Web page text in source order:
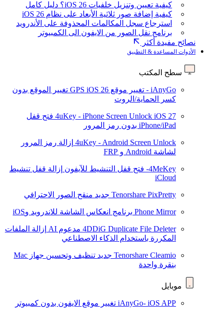
كيفية تعيين وتنزيل خلفيات iOS 26؟ دليل كامل
كيفية إضافة صور ثلاثية الأبعاد على نظام iOS 26
استرجاع سجل المكالمات المحذوفة على الأندرويد
برنامج نقل الصور من الايفون الى الكمبيوتر
نصائح مفيدة أكثر
الأدوات المساعدة & التطبيق
سطح المكتب
iAnyGo - تغيير موقع GPS iOS 26
تغيير الموقع بدون
كسر الحماية/الروت
4uKey - iPhone Screen Unlock iOS 27
فتح قفل
iPhone/iPad بدون رمز المرور
4uKey - Android Screen Unlock إزالة رمز المرور
لشاشة Android و FRP
4MeKey- فتح قفل التنشيط للآيفون
إزالة قفل تنشيط
iCloud
Tenorshare PixPretty جديد منقح الصور الاحترافي
Phone Mirror برنامج انعكاس الشاشة للاندرويد وiOS
4DDiG Duplicate File Deleter مدعوم AI
إزالة الملفات
المكررة باستخدام الذكاء الاصطناعي
Tenorshare Cleamio جديد
تنظيف وتحسين جهاز Mac
بنقرة واحدة
موبايل
iAnyGo- iOS APP تغيير موقع الايفون بدون كمبيوتر